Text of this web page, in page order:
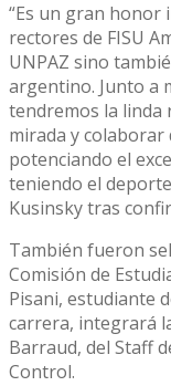
“Es un gran honor
rectores de FISU
UNPAZ sino
argentino. Junto a
tendremos la linda
mirada y
potenciando el
teniendo el
Kusinsky tras
También fueron
Comisión de
Pisani, estudiante
carrera, integrará
Barraud, del Staff
Control.